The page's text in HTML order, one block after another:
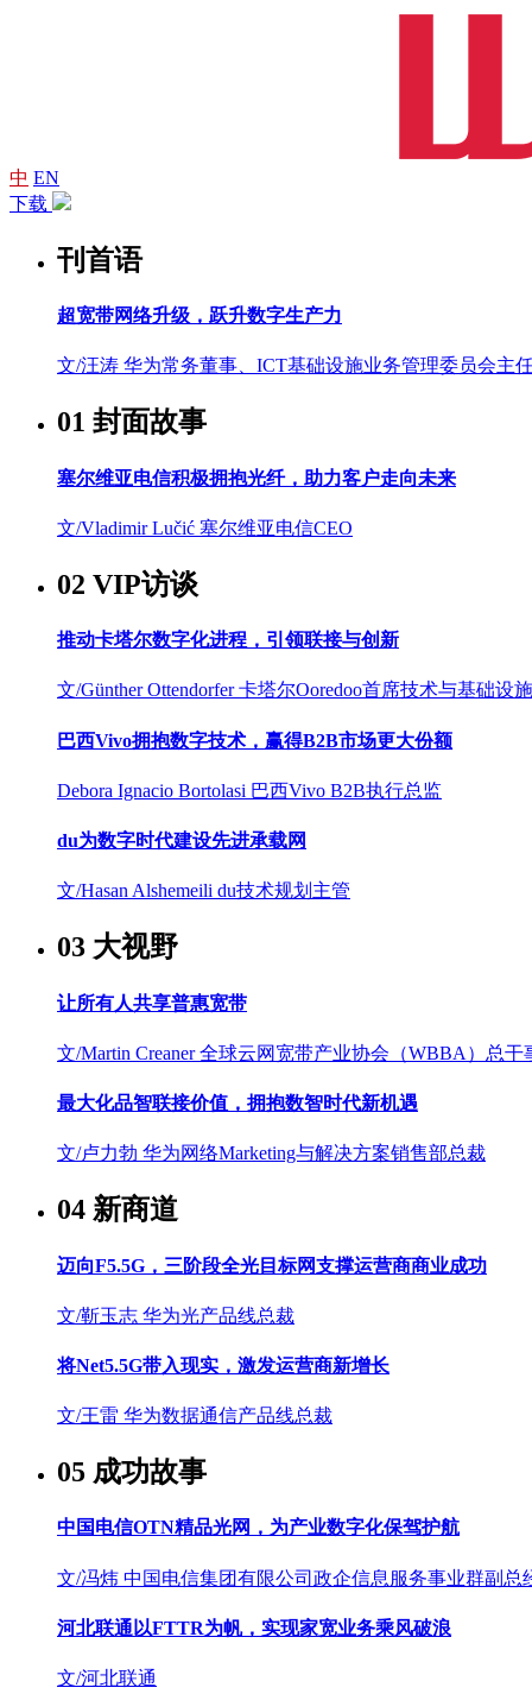
中 EN
下载
刊首语
超宽带网络升级，跃升数字生产力
文/汪涛 华为常务董事、ICT基础设施业务管理委员会主
01 封面故事
塞尔维亚电信积极拥抱光纤，助力客户走向未来
文/Vladimir Lučić 塞尔维亚电信CEO
02 VIP访谈
推动卡塔尔数字化进程，引领联接与创新
文/Günther Ottendorfer卡塔尔Ooredoo首席技术与基础设
巴西Vivo拥抱数字技术，赢得B2B市场更大份额
Debora Ignacio Bortolasi 巴西Vivo B2B执行总监
du为数字时代建设先进承载网
文/Hasan Alshemeili du技术规划主管
03 大视野
让所有人共享普惠宽带
文/Martin Creaner全球云网宽带产业协会（WBBA）总干
最大化品智联接价值，拥抱数智时代新机遇
文/卢力勃 华为网络Marketing与解决方案销售部总裁
04 新商道
迈向F5.5G，三阶段全光目标网支撑运营商商业成功
文/靳玉志 华为光产品线总裁
将Net5.5G带入现实，激发运营商新增长
文/王雷 华为数据通信产品线总裁
05 成功故事
中国电信OTN精品光网，为产业数字化保驾护航
文/冯炜 中国电信集团有限公司政企信息服务事业群副总
河北联通以FTTR为帆，实现家宽业务乘风破浪
文/河北联通